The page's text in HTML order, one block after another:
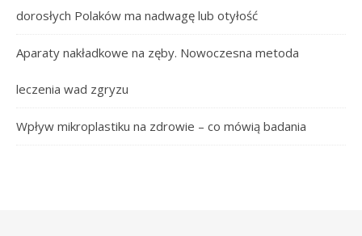
dorosłych Polaków ma nadwagę lub otyłość
Aparaty nakładkowe na zęby. Nowoczesna metoda
leczenia wad zgryzu
Wpływ mikroplastiku na zdrowie – co mówią badania